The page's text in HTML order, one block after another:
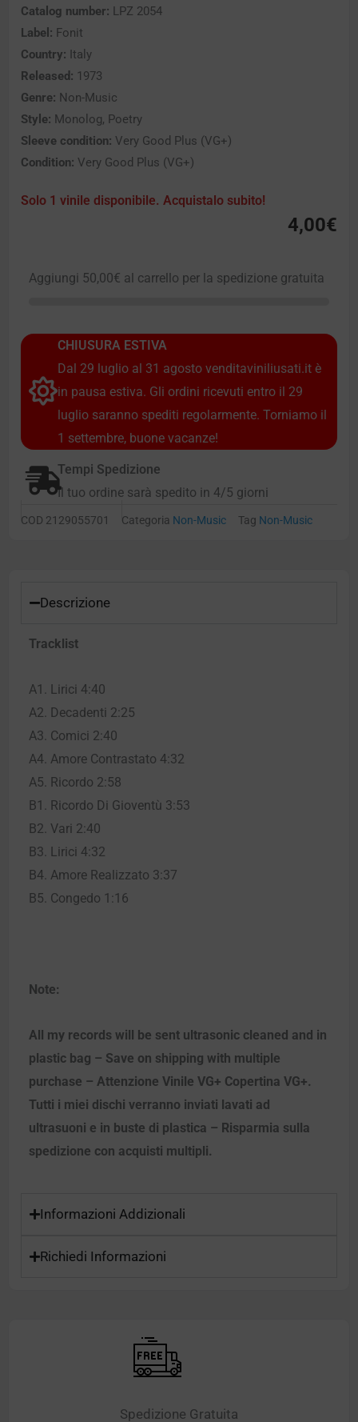
Catalog number: LPZ 2054
Label: Fonit
Country: Italy
Released: 1973
Genre: Non-Music
Style: Monolog, Poetry
Sleeve condition: Very Good Plus (VG+)
Condition: Very Good Plus (VG+)
Solo 1 vinile disponibile. Acquistalo subito!
4,00€
Aggiungi 50,00€ al carrello per la spedizione gratuita
CHIUSURA ESTIVA
Dal 29 luglio al 31 agosto venditaviniliusati.it è
in pausa estiva. Gli ordini ricevuti entro il 29
luglio saranno spediti regolarmente. Torniamo il
1 settembre, buone vacanze!
Tempi Spedizione
Il tuo ordine sarà spedito in 4/5 giorni
COD 2129055701 Categoria Non-Music Tag Non-Music
Descrizione
Tracklist
A1. Lirici 4:40
A2. Decadenti 2:25
A3. Comici 2:40
A4. Amore Contrastato 4:32
A5. Ricordo 2:58
B1. Ricordo Di Gioventù 3:53
B2. Vari 2:40
B3. Lirici 4:32
B4. Amore Realizzato 3:37
B5. Congedo 1:16
Note:
All my records will be sent ultrasonic cleaned and in
plastic bag – Save on shipping with multiple
purchase – Attenzione Vinile VG+ Copertina VG+.
Tutti i miei dischi verranno inviati lavati ad
ultrasuoni e in buste di plastica – Risparmia sulla
spedizione con acquisti multipli.
Informazioni Addizionali
Richiedi Informazioni
Spedizione Gratuita